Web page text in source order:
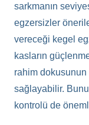
sarkmanın
egzersizler
vereceği kegel
kasların
rahim dokusunun
sağlayabilir.
kontrolü de